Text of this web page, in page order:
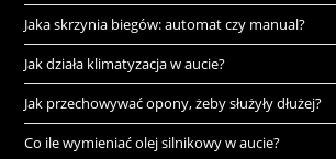
Jaka skrzynia biegów: automat czy manual?
Jak działa klimatyzacja w aucie?
Jak przechowywać opony, żeby służyły dłużej?
Co ile wymieniać olej silnikowy w aucie?